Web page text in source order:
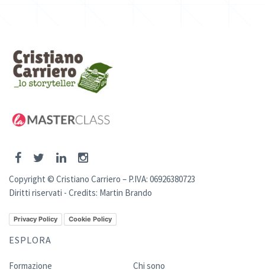
Copyright © Cristiano Carriero – P.IVA: 06926380723
Diritti riservati - Credits: Martin Brando
Privacy Policy Cookie Policy
ESPLORA
Formazione
Chi sono